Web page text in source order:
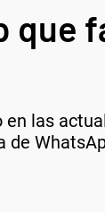
que
las